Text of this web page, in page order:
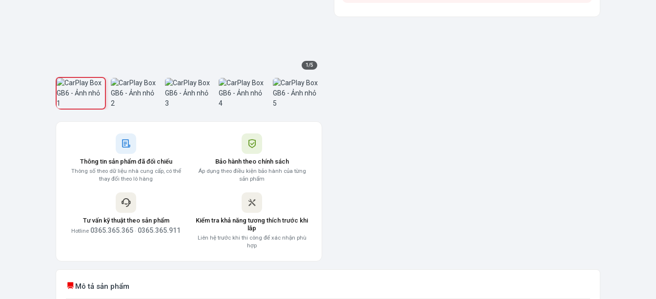
1/5
Thông tin sản phẩm đã đối chiếu
Thông số theo dữ liệu nhà cung cấp, có thể
thay đổi theo lô hàng
Bảo hành theo chính sách
Áp dụng theo điều kiện bảo hành của từng
sản phẩm
Tư vấn kỹ thuật theo sản phẩm
Hotline 0365.365.365 · 0365.365.911
Kiểm tra khả năng tương thích trước khi
lắp
Liên hệ trước khi thi công để xác nhận phù
hợp
Mô tả sản phẩm